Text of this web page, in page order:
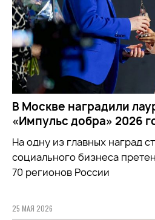
В Москве наградили
«Импульс добра» 2026
На одну из главных наград
социального бизнеса
70 регионов России
25 МАЯ 2026